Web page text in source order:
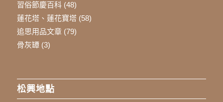
習俗節慶百科(48)
蓮花塔、蓮花寶塔(58)
追思用品文章(79)
骨灰罈(3)
松興地點